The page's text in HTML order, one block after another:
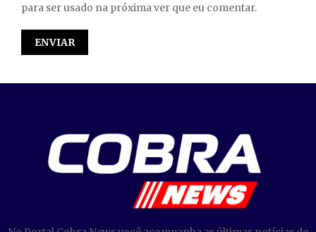
para ser usado na próxima ver que eu comentar.